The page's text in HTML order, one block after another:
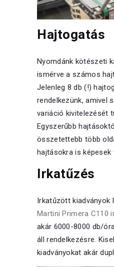
Hajtogatás
Nyomdánk kötészeti
ismérve a számos
Jelenleg 8 db (!)
rendelkezünk, amivel
variáció kivitelezését
Egyszerűbb
összetettebb több
hajtásokra is képesek
Irkatűzés
Irkatűzött kiadványok
Martini Primera C110
akár 6000-8000 db/
áll rendelkezésre.
kiadványokat akár